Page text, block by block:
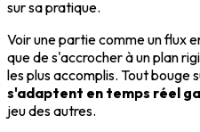
sur sa pratique.
Voir une partie comme un flux
que de s'accrocher à un plan
les plus accomplis. Tout bouge
s'adaptent en temps réel
jeu des autres.